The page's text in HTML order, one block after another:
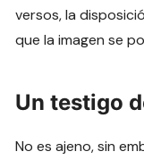
versos, la
que la imagen se
Un testigo
No es ajeno, sin